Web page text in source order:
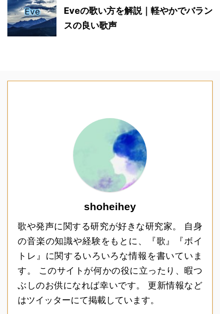
Eveの歌い方を解説｜軽やかでバラン
スの良い歌声
shoheihey
歌や発声に関する研究が好きな研究家。 自身
の音楽の知識や経験をもとに、『歌』『ボイ
トレ』に関するいろいろな情報を書いていま
す。 このサイトが何かの役に立ったり、暇つ
ぶしのお供になれば幸いです。 更新情報など
はツイッターにて掲載しています。